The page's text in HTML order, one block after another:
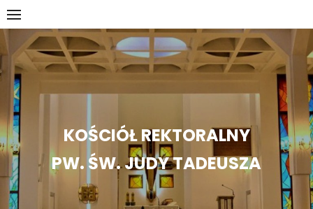
Skip
to
content
KOŚCIÓŁ REKTORALNY
PW. ŚW. JUDY TADEUSZA